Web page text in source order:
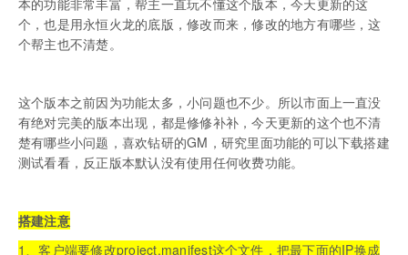
本的功能非常丰富，帮主一直玩不懂这个版本，今天更新的这
个，也是用永恒火龙的底版，修改而来，修改的地方有哪些，这
个帮主也不清楚。
这个版本之前因为功能太多，小问题也不少。所以市面上一直没
有绝对完美的版本出现，都是修修补补，今天更新的这个也不清
楚有哪些小问题，喜欢钻研的GM，研究里面功能的可以下载搭建
测试看看，反正版本默认没有使用任何收费功能。
搭建注意
1、客户端要修改project.manifest这个文件，把最下面的IP换成